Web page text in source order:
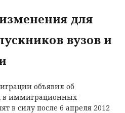
для
вузов и
объявил об
в иммиграционных
в силу после 6 апреля 2012